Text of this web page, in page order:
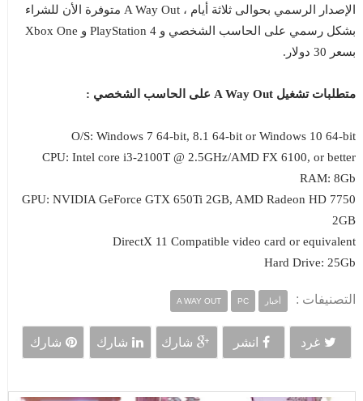
الإصدار الرسمي بحوالى ثلاثة أيام ، A Way Out متوفرة الأن للشراء
بشكل رسمي على الحاسب الشخصي و PlayStation 4 و Xbox One
بسعر 30 دولار.
متطلبات تشغيل A Way Out على الحاسب الشخصي :
O/S: Windows 7 64-bit, 8.1 64-bit or Windows 10 64-bit
CPU: Intel core i3-2100T @ 2.5GHz/AMD FX 6100, or better
RAM: 8Gb
GPU: NVIDIA GeForce GTX 650Ti 2GB, AMD Radeon HD 7750
2GB
DirectX 11 Compatible video card or equivalent
Hard Drive: 25Gb
التصنيفات : أخبار A WAY OUT PC
غرد انشر شارك شارك شارك